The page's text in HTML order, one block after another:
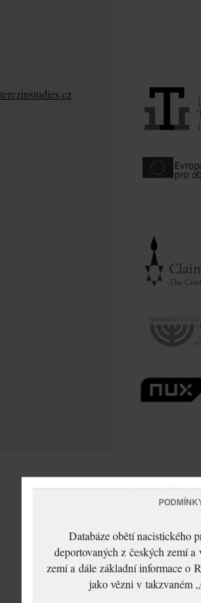
Databáze obětí nacistického
deportovaných z českých zemí
zemí a dále základní informace o
jako vězni v takzvaném